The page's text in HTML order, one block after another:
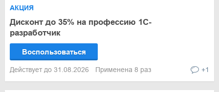
АКЦИЯ
Дисконт до 35% на профессию 1С-
разработчик
Воспользоваться
Действует до 31.08.2026 Применена 8 раз +1